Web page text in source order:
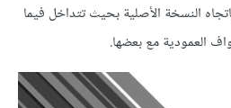
النسخة الأصلية بحيث تتداخل فيما
العمودية مع بعضها.